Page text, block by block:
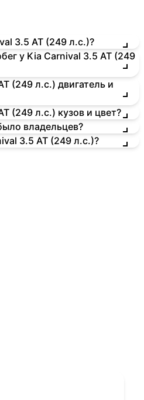
3.5 AT (249 л.с.)?
у Kia Carnival 3.5 AT (249
(249 л.с.) двигатель и
(249 л.с.) кузов и цвет?
владельцев?
3.5 AT (249 л.с.)?